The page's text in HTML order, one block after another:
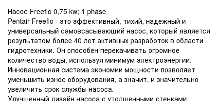
Насос Freeflo 0,75 kw; 1 phase
Pentair Freeflo - это эффективный, тихий, надежный и
универсальный самовсасывающий насос, который является
результатом более 40 лет активных разработок в области
гидротехники. Он способен перекачивать огромное
количество воды, используя минимум электроэнергии.
Инновационная система экономии мощности позволяет
уменьшить износ оборудования, а значит, и значительно
увеличить срок службы насоса.
Улучшенный дизайн насоса с утолщенными стенками